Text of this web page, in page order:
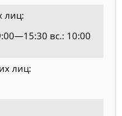
лиц:
вс.: 10:00
лиц: